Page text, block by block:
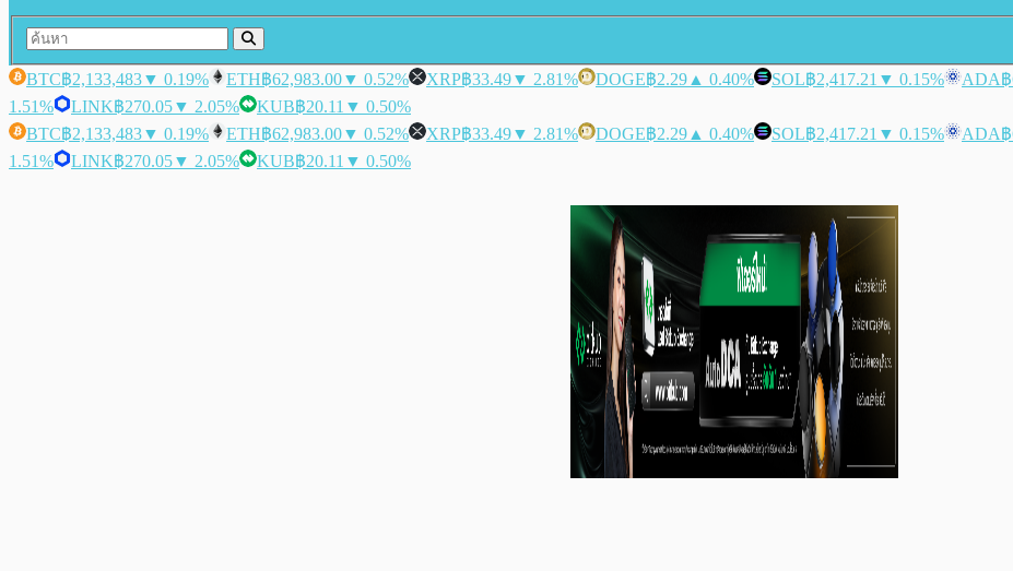
BTC฿2,133,483▼ 0.19% ETH฿62,983.00▼ 0.52% XRP฿33.49▼ 2.81% DOGE฿2.29 ▲ 0.40% SOL฿2,417.21 ▼ 0.15% ADA
1.51%
LINK฿270.05▼ 2.05% KUB฿20.11 ▼ 0.50%
BTC฿2,133,483▼ 0.19% ETH฿62,983.00▼ 0.52% XRP฿33.49▼ 2.81% DOGE฿2.29 ▲ 0.40% SOL฿2,417.21 ▼ 0.15% ADA
1.51%
LINK฿270.05▼ 2.05% KUB฿20.11 ▼ 0.50%